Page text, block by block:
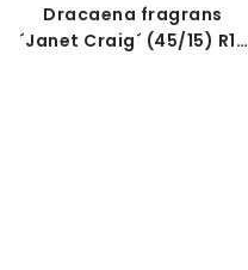
Dracaena fragrans
´Janet Craig´ (45/15) R19